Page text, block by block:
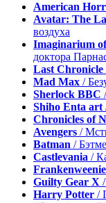
American
Avatar: The
воздуха
Imaginarium
доктора
Last Chronicle
Mad Max /
Sherlock BBC
Shiho Enta art
Chronicles of
Avengers /
Batman /
Castlevania /
Frankenweenie
Guilty Gear X
Harry Potter /